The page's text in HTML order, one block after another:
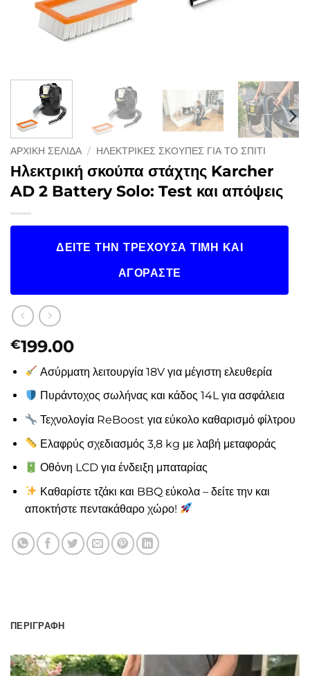
ΑΡΧΙΚΉ ΣΕΛΊΔΑ / ΗΛΕΚΤΡΙΚΈΣ ΣΚΟΎΠΕΣ ΓΙΑ ΤΟ ΣΠΊΤΙ
Ηλεκτρική σκούπα στάχτης Karcher
AD 2 Battery Solo: Test και απόψεις
ΔΕΊΤΕ ΤΗΝ ΤΡΈΧΟΥΣΑ ΤΙΜΉ ΚΑΙ
ΑΓΟΡΆΣΤΕ
€199.00
Ασύρματη λειτουργία 18V για μέγιστη ελευθερία
Πυράντοχος σωλήνας και κάδος 14L για ασφάλεια
Τεχνολογία ReBoost για εύκολο καθαρισμό φίλτρου
Ελαφρύς σχεδιασμός 3,8 kg με λαβή μεταφοράς
Οθόνη LCD για ένδειξη μπαταρίας
Καθαρίστε τζάκι και BBQ εύκολα – δείτε την και
αποκτήστε πεντακάθαρο χώρο!
ΠΕΡΙΓΡΑΦΉ